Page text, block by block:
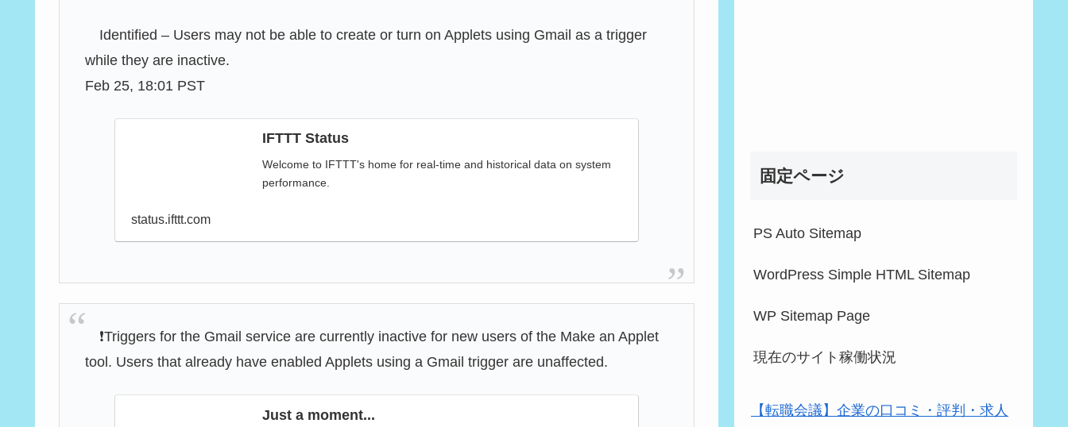
Identified – Users may not be able to create or turn on Applets using Gmail as a trigger
while they are inactive.
Feb 25, 18:01 PST
IFTTT Status
Welcome to IFTTT's home for real-time and historical data on system
performance.
status.ifttt.com
❗️Triggers for the Gmail service are currently inactive for new users of the Make an Applet
tool. Users that already have enabled Applets using a Gmail trigger are unaffected.
Just a moment...
固定ページ
PS Auto Sitemap
WordPress Simple HTML Sitemap
WP Sitemap Page
現在のサイト稼働状況
【転職会議】企業の口コミ・評判・求人